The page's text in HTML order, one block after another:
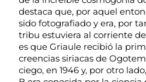
destaca que, por aquel
sido fotografiado y era, por
tribu estuviera al corriente
es que Griaule recibió la
creencias siriacas de
ciego, en 1946 y, por otro